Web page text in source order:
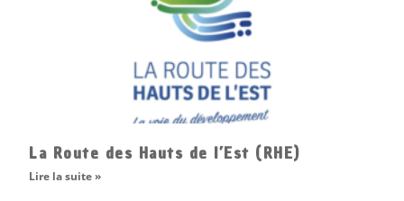
La Route des Hauts de l’Est (RHE)
Lire la suite »